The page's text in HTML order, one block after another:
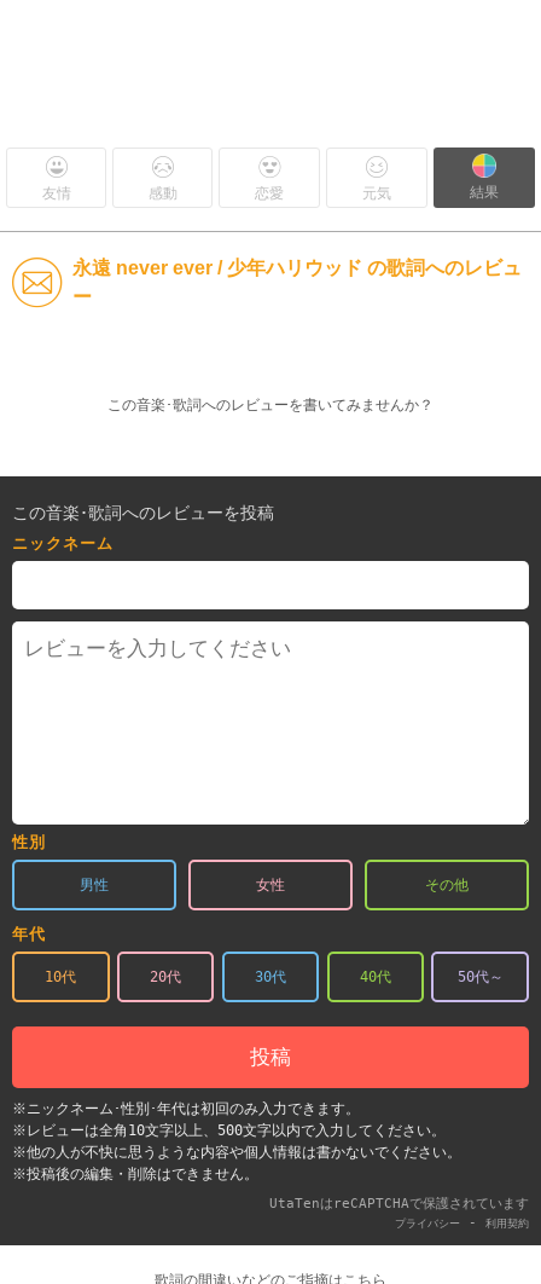
友情 感動 恋愛 元気 結果
永遠 never ever / 少年ハリウッド の歌詞へのレビュ
ー
この音楽･歌詞へのレビューを書いてみませんか？
この音楽･歌詞へのレビューを投稿
ニックネーム
性別
男性 女性 その他
年代
10代 20代 30代 40代 50代～
投稿
※ニックネーム･性別･年代は初回のみ入力できます。
※レビューは全角10文字以上、500文字以内で入力してください。
※他の人が不快に思うような内容や個人情報は書かないでください。
※投稿後の編集・削除はできません。
UtaTenはreCAPTCHAで保護されています
プライバシー - 利用契約
歌詞の間違いなどのご指摘はこちら